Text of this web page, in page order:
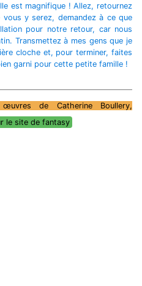
est magnifique ! Allez, retournez
y serez, demandez à ce que
pour notre retour, car nous
Transmettez à mes gens que je
cloche et, pour terminer, faites
garni pour cette petite famille !
de Catherine Boullery,
le site de fantasy